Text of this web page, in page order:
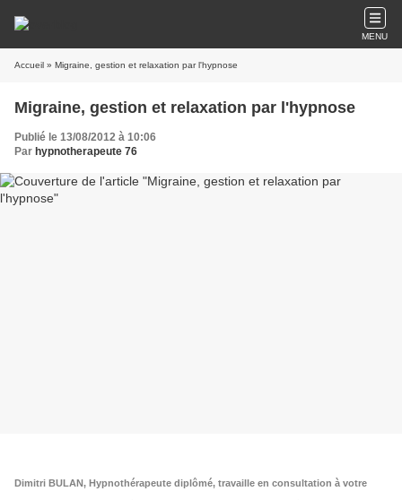
MENU
Accueil » Migraine, gestion et relaxation par l'hypnose
Migraine, gestion et relaxation par l'hypnose
Publié le 13/08/2012 à 10:06
Par hypnotherapeute 76
Dimitri BULAN, Hypnothérapeute diplômé, travaille en consultation à votre